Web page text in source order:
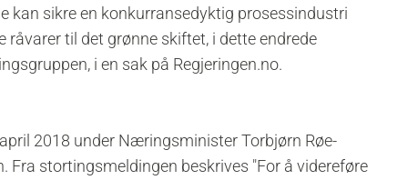
kan sikre en konkurransedyktig prosessindustri
til det grønne skiftet, i dette endrede
i en sak på Regjeringen.no.
2018 under Næringsminister Torbjørn Røe-
stortingsmeldingen beskrives "For å videreføre